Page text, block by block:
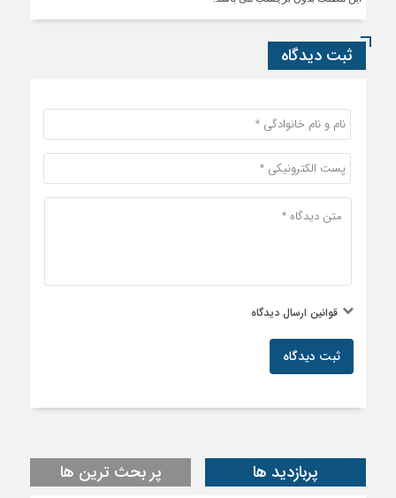
ثبت دیدگاه
قوانین ارسال دیدگاه
ثبت دیدگاه
پربازدید ها پر بحث ترین ها